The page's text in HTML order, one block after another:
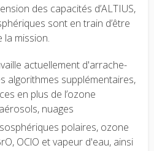
des capacités d’ALTIUS,
sont en train d’être
mission.
actuellement d'arrache-
algorithmes supplémentaires,
en plus de l’ozone
nuages
polaires, ozone
OClO et vapeur d'eau, ainsi